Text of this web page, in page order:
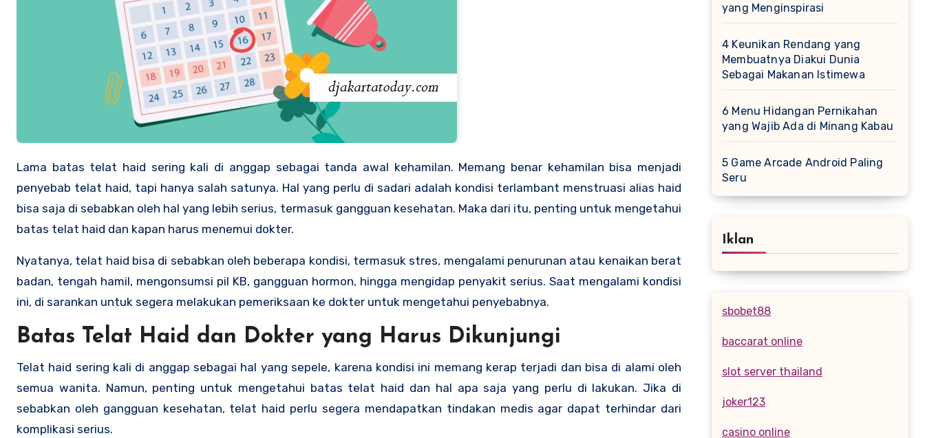
Lama batas telat haid sering kali di anggap sebagai tanda awal kehamilan. Memang benar kehamilan bisa menjadi
penyebab telat haid, tapi hanya salah satunya. Hal yang perlu di sadari adalah kondisi terlambant menstruasi alias haid
bisa saja di sebabkan oleh hal yang lebih serius, termasuk gangguan kesehatan. Maka dari itu, penting untuk mengetahui
batas telat haid dan kapan harus menemui dokter.
Nyatanya, telat haid bisa di sebabkan oleh beberapa kondisi, termasuk stres, mengalami penurunan atau kenaikan berat
badan, tengah hamil, mengonsumsi pil KB, gangguan hormon, hingga mengidap penyakit serius. Saat mengalami kondisi
ini, di sarankan untuk segera melakukan pemeriksaan ke dokter untuk mengetahui penyebabnya.
Batas Telat Haid dan Dokter yang Harus Dikunjungi
Telat haid sering kali di anggap sebagai hal yang sepele, karena kondisi ini memang kerap terjadi dan bisa di alami oleh
semua wanita. Namun, penting untuk mengetahui batas telat haid dan hal apa saja yang perlu di lakukan. Jika di
sebabkan oleh gangguan kesehatan, telat haid perlu segera mendapatkan tindakan medis agar dapat terhindar dari
komplikasi serius.
yang Menginspirasi
4 Keunikan Rendang yang
Membuatnya Diakui Dunia
Sebagai Makanan Istimewa
6 Menu Hidangan Pernikahan
yang Wajib Ada di Minang Kabau
5 Game Arcade Android Paling
Seru
Iklan
sbobet88
baccarat online
slot server thailand
joker123
casino online